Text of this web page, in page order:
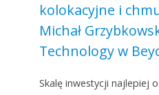
kolokacyjne i
Michał
Technology w
Skalę inwestycji najlepiej